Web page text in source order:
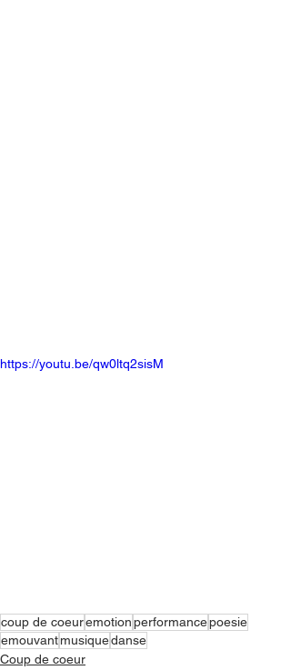
https://youtu.be/qw0ltq2sisM
coup de coeuremotionperformancepoesie
emouvantmusiquedanse
Coup de coeur